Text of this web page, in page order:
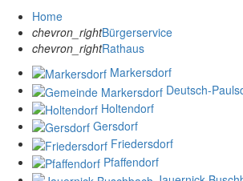
Home
chevron_rightBürgerservice
chevron_rightRathaus
Markersdorf
Deutsch-
Holtendorf
Gersdorf
Friedersdorf
Pfaffendorf